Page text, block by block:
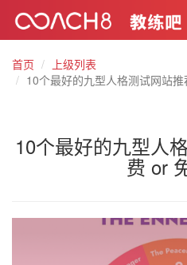
首页
上级列表
10个最好的九型人格测试网站推
10个最好的九型人
费 or